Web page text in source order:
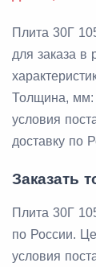
Плита 30Г
для заказа в
Толщина, мм:
условия
доставку по
Заказать
Плита 30Г
по России.
условия